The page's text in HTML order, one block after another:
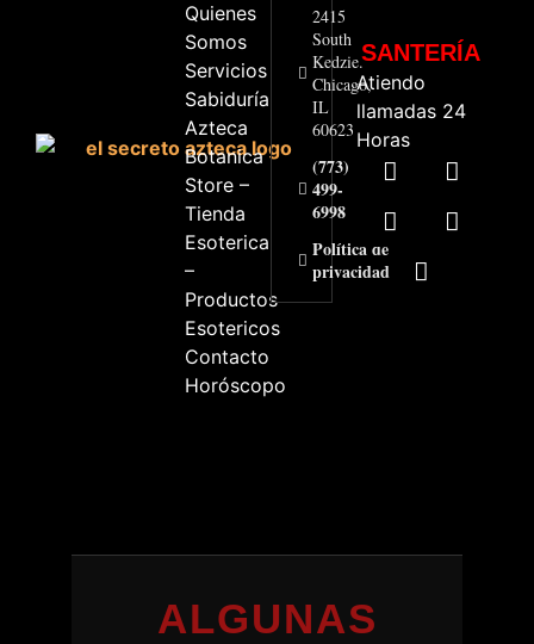
Quienes
Somos
Servicios
Sabiduría
Azteca
Botanica
Store –
Tienda
Esoterica
–
Productos
Esotericos
Contacto
Horóscopo
2415
South
Kedzie.
Chicago,
IL
60623
(773)
499-
6998
Política de
privacidad
SANTERÍA
Atiendo
llamadas 24
Horas
ALGUNAS